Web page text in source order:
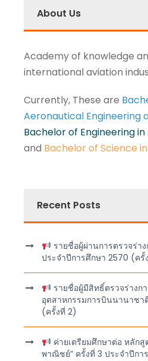
About Us
Academy of knowledge
international aviation
Currently, These are
Aeronautical Engineering
Bachelor of Engineering
and Bachelor of Science
Recent Posts
รายชื่อผู้ผ่านการตรวจร่า
ประจำปีการศึกษา 2570 (ครั้
รายชื่อผู้มีสิทธิ์ตรวจร่างก
อุตสาหกรรมการบินนานาชา
(ครั้งที่ 2)
ค่ายเตรียมศึกษาต่อ หลัก
พาณิชย์” ครั้งที่ 3 ประจำปีกา